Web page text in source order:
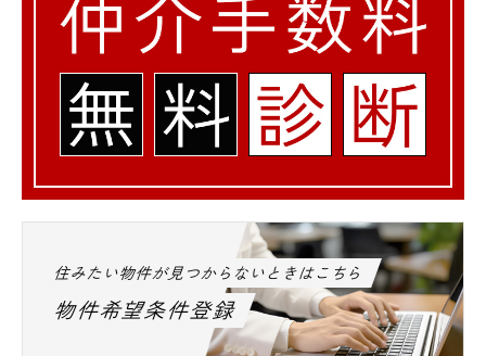
住みたい物件が見つからないときはこちら
物件希望条件登録